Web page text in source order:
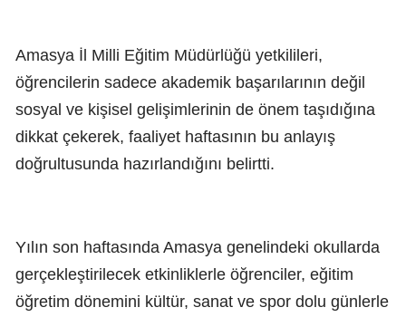
Amasya İl Milli Eğitim Müdürlüğü yetkilileri,
öğrencilerin sadece akademik başarılarının değil
sosyal ve kişisel gelişimlerinin de önem taşıdığına
dikkat çekerek, faaliyet haftasının bu anlayış
doğrultusunda hazırlandığını belirtti.
Yılın son haftasında Amasya genelindeki okullarda
gerçekleştirilecek etkinliklerle öğrenciler, eğitim
öğretim dönemini kültür, sanat ve spor dolu günlerle